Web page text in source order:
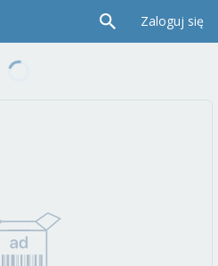
Zaloguj się